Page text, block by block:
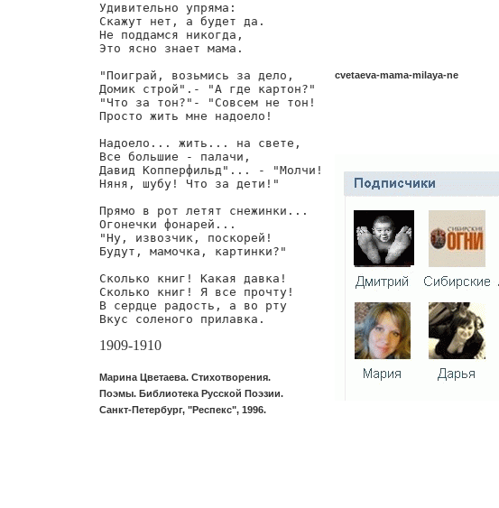
Удивительно упряма:
Скажут нет, а будет да.
Не поддамся никогда,
Это ясно знает мама.
"Поиграй, возьмись за дело,
Домик строй".- "А где картон?"
"Что за тон?"- "Совсем не тон!
Просто жить мне надоело!
Надоело... жить... на свете,
Все большие - палачи,
Давид Копперфильд"... - "Молчи!
Няня, шубу! Что за дети!"
Прямо в рот летят снежинки...
Огонечки фонарей...
"Ну, извозчик, поскорей!
Будут, мамочка, картинки?"
Сколько книг! Какая давка!
Сколько книг! Я все прочту!
В сердце радость, а во рту
Вкус соленого прилавка.
1909-1910
Марина Цветаева. Стихотворения.
Поэмы. Библиотека Русской Поэзии.
Санкт-Петербург, "Респекс", 1996.
cvetaeva-mama-milaya-ne